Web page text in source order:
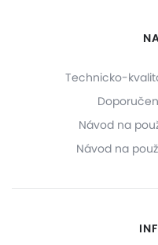
Technicko-
Návod na
Návod na